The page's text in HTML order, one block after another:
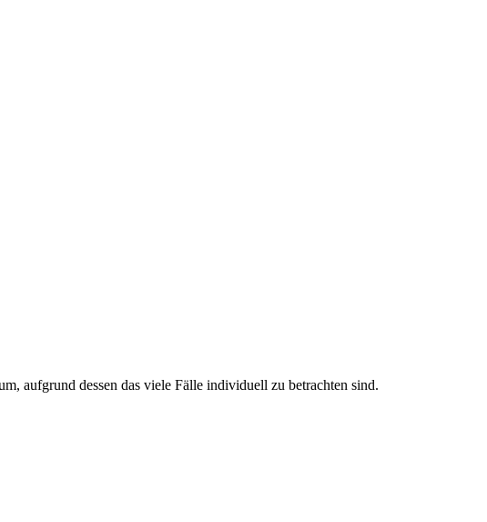
aufgrund dessen das viele Fälle individuell zu betrachten sind.